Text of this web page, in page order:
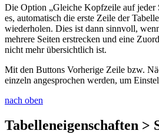
Die Option „Gleiche Kopfzeile auf jeder
es, automatisch die erste Zeile der
wiederholen. Dies ist dann sinnvoll,
mehrere Seiten erstrecken und eine
nicht mehr übersichtlich ist.
Mit den Buttons Vorherige Zeile bzw.
einzeln angesprochen werden, um
nach oben
Tabelleneigenschaften >